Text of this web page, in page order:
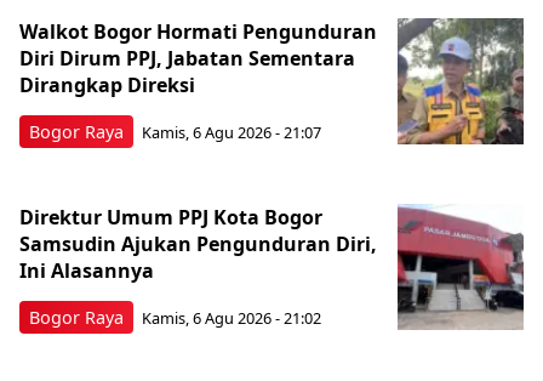
Bogor Raya
Walkot Bogor Hormati Pengunduran
Diri Dirum PPJ, Jabatan Sementara
Dirangkap Direksi
Kamis, 6 Agu 2026 - 21:07
Bogor Raya
Direktur Umum PPJ Kota Bogor
Samsudin Ajukan Pengunduran Diri,
Ini Alasannya
Kamis, 6 Agu 2026 - 21:02